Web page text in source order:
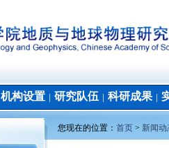
机构设置 研究队伍 科研成果│
您现在的位置： 首页 > 新闻动